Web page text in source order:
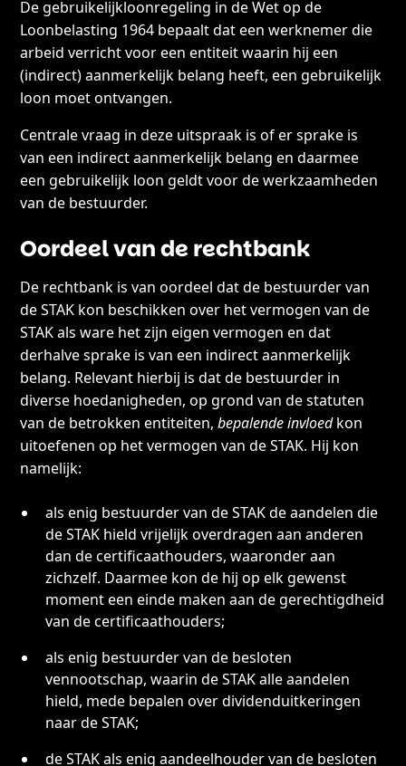
De gebruikelijkloonregeling in de Wet op de
Loonbelasting 1964 bepaalt dat een werknemer die
arbeid verricht voor een entiteit waarin hij een
(indirect) aanmerkelijk belang heeft, een gebruikelijk
loon moet ontvangen.
Centrale vraag in deze uitspraak is of er sprake is
van een indirect aanmerkelijk belang en daarmee
een gebruikelijk loon geldt voor de werkzaamheden
van de bestuurder.
Oordeel van de rechtbank
De rechtbank is van oordeel dat de bestuurder van
de STAK kon beschikken over het vermogen van de
STAK als ware het zijn eigen vermogen en dat
derhalve sprake is van een indirect aanmerkelijk
belang. Relevant hierbij is dat de bestuurder in
diverse hoedanigheden, op grond van de statuten
van de betrokken entiteiten,bepalende invloedkon
uitoefenen op het vermogen van de STAK. Hij kon
namelijk:
als enig bestuurder van de STAK de aandelen die
de STAK hield vrijelijk overdragen aan anderen
dan de certificaathouders, waaronder aan
zichzelf. Daarmee kon de hij op elk gewenst
moment een einde maken aan de gerechtigdheid
van de certificaathouders;
als enig bestuurder van de besloten
vennootschap, waarin de STAK alle aandelen
hield, mede bepalen over dividenduitkeringen
naar de STAK;
de STAK als enig aandeelhouder van de besloten